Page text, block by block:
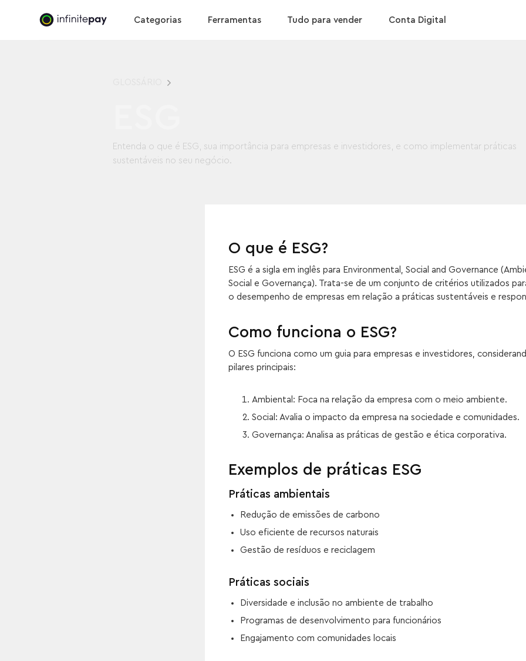
Categorias Ferramentas Tudo para vender Conta Digital
Entenda o que é ESG, sua importância para empresas e investidores, e como implementar práticas
sustentáveis no seu negócio.
O que é ESG?
ESG é a sigla em inglês para Environmental, Social and Governance
Social e Governança). Trata-se de um conjunto de critérios utilizados
o desempenho de empresas em relação a práticas sustentáveis e
Como funciona o ESG?
O ESG funciona como um guia para empresas e investidores,
pilares principais:
Ambiental: Foca na relação da empresa com o meio ambiente.
Social: Avalia o impacto da empresa na sociedade e comunidades.
Governança: Analisa as práticas de gestão e ética corporativa.
Exemplos de práticas ESG
Práticas ambientais
Redução de emissões de carbono
Uso eficiente de recursos naturais
Gestão de resíduos e reciclagem
Práticas sociais
Diversidade e inclusão no ambiente de trabalho
Programas de desenvolvimento para funcionários
Engajamento com comunidades locais